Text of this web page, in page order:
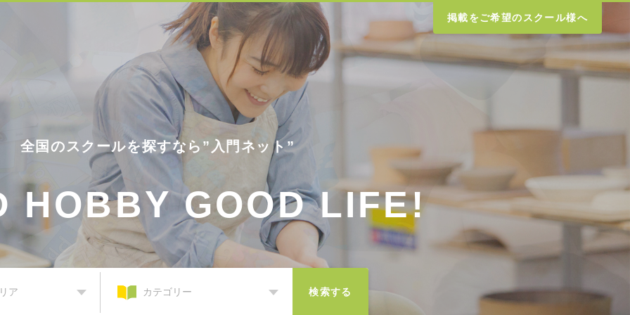
掲載をご希望のスクール様へ
全国のスクールを探すなら”入門ネット”
HOBBYGOOD LIFE!